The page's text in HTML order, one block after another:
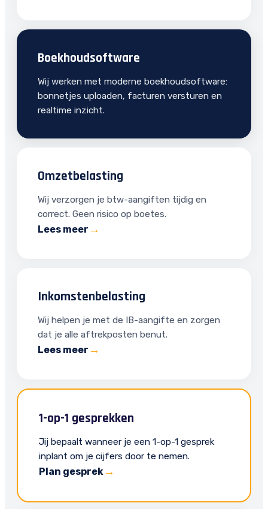
Boekhoudsoftware
Wij werken met moderne boekhoudsoftware:
bonnetjes uploaden, facturen versturen en
realtime inzicht.
Omzetbelasting
Wij verzorgen je btw-aangiften tijdig en
correct. Geen risico op boetes.
Lees meer
Inkomstenbelasting
Wij helpen je met de IB-aangifte en zorgen
dat je alle aftrekposten benut.
Lees meer
1-op-1 gesprekken
Jij bepaalt wanneer je een 1-op-1 gesprek
inplant om je cijfers door te nemen.
Plan gesprek